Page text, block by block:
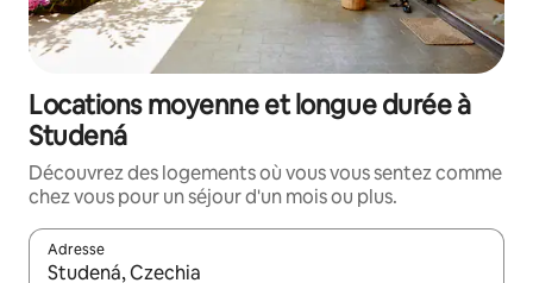
Locations moyenne et longue durée à
Studená
Découvrez des logements où vous vous sentez comme
chez vous pour un séjour d'un mois ou plus.
Adresse
Lorsque les résultats s'affichent, utilisez les flèches vers le